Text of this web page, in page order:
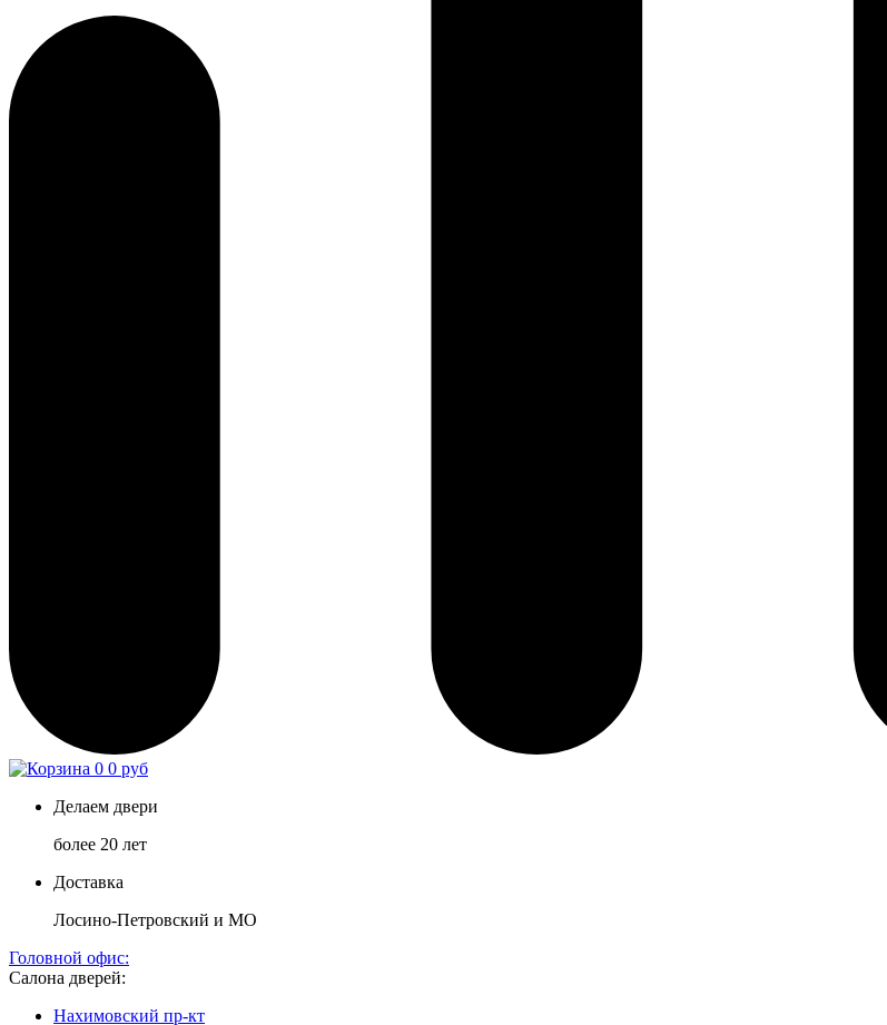
0 0 руб
Делаем двери
более 20 лет
Доставка
Лосино-Петровский и МО
Головной офис:
Салона дверей:
Нахимовский пр-кт